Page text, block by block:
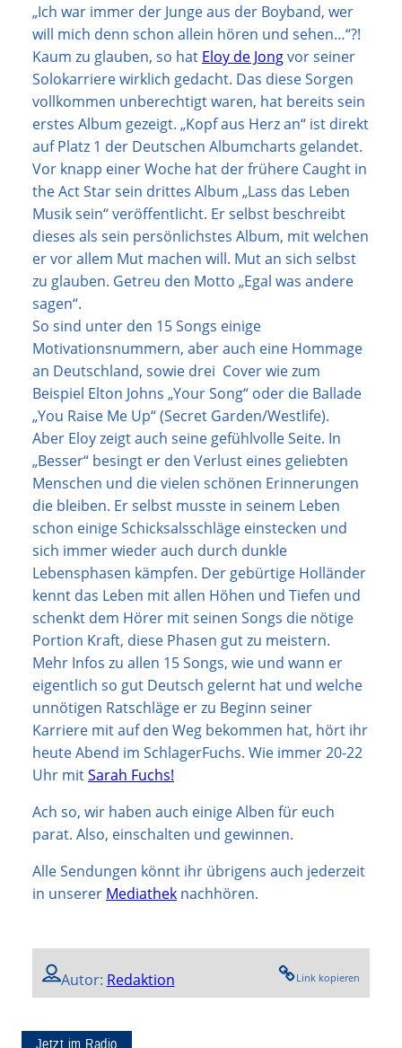
„Ich war immer der Junge aus der Boyband, wer
will mich denn schon allein hören und sehen…“?!
Kaum zu glauben, so hat Eloy de Jongvor seiner
Solokarriere wirklich gedacht. Das diese Sorgen
vollkommen unberechtigt waren, hat bereits sein
erstes Album gezeigt. „Kopf aus Herz an“ ist direkt
auf Platz 1 der Deutschen Albumcharts gelandet.
Vor knapp einer Woche hat der frühere Caught in
the Act Star sein drittes Album „Lass das Leben
Musik sein“ veröffentlicht. Er selbst beschreibt
dieses als sein persönlichstes Album, mit welchen
er vor allem Mut machen will. Mut an sich selbst
zu glauben. Getreu den Motto „Egal was andere
sagen“.
So sind unter den 15 Songs einige
Motivationsnummern, aber auch eine Hommage
an Deutschland, sowie drei Cover wie zum
Beispiel Elton Johns „Your Song“ oder die Ballade
„You Raise Me Up“ (Secret Garden/Westlife).
Aber Eloy zeigt auch seine gefühlvolle Seite. In
„Besser“ besingt er den Verlust eines geliebten
Menschen und die vielen schönen Erinnerungen
die bleiben. Er selbst musste in seinem Leben
schon einige Schicksalsschläge einstecken und
sich immer wieder auch durch dunkle
Lebensphasen kämpfen. Der gebürtige Holländer
kennt das Leben mit allen Höhen und Tiefen und
schenkt dem Hörer mit seinen Songs die nötige
Portion Kraft, diese Phasen gut zu meistern.
Mehr Infos zu allen 15 Songs, wie und wann er
eigentlich so gut Deutsch gelernt hat und welche
unnötigen Ratschläge er zu Beginn seiner
Karriere mit auf den Weg bekommen hat, hört ihr
heute Abend im SchlagerFuchs. Wie immer 20-22
Uhr mitSarah Fuchs!
Ach so, wir haben auch einige Alben für euch
parat. Also, einschalten und gewinnen.
Alle Sendungen könnt ihr übrigens auch jederzeit
in unserer Mediathek nachhören.
Autor: Redaktion Link kopieren
Jetzt im Radio